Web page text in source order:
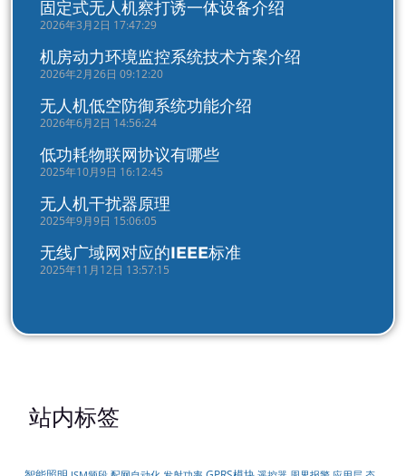
固定式无人机察打诱一体设备介绍
2026年3月2日 17:47:29
机房动力环境监控系统技术方案介绍
2026年2月26日 09:12:20
无人机低空防御系统功能介绍
2026年6月2日 14:56:24
低功耗物联网协议有哪些
2025年10月9日 16:12:45
无人机干扰器原理
2025年9月9日 15:06:05
无线广域网对应的IEEE标准
2025年11月12日 13:57:15
站内标签